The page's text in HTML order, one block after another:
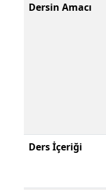
Dersin Amacı
Ders İçeriği